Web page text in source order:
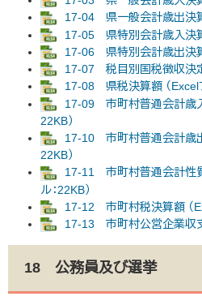
17-04 県一般会計歳出決算
17-05 県特別会計歳入決算
17-06 県特別会計歳出決算
17-07 税目別国税徴収決定
17-08 県税決算額 （Excelフ
17-09 市町村普通会計歳入
22KB）
17-10 市町村普通会計歳出
22KB）
17-11 市町村普通会計性
ル：22KB）
17-12 市町村税決算額 （
17-13 市町村公営企業収支
18 公務員及び選挙